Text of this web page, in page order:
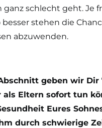
ganz schlecht geht. Je
stehen die
abzuwenden.
geben wir Dir
als Eltern sofort tun
Eures
durch schwierige